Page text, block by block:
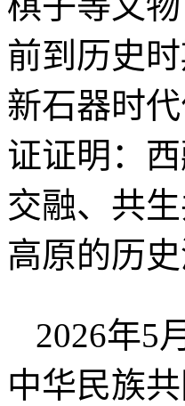
前到历史
新石器时
证证明：
交融、共
高原的历史
2026年5
中华民族